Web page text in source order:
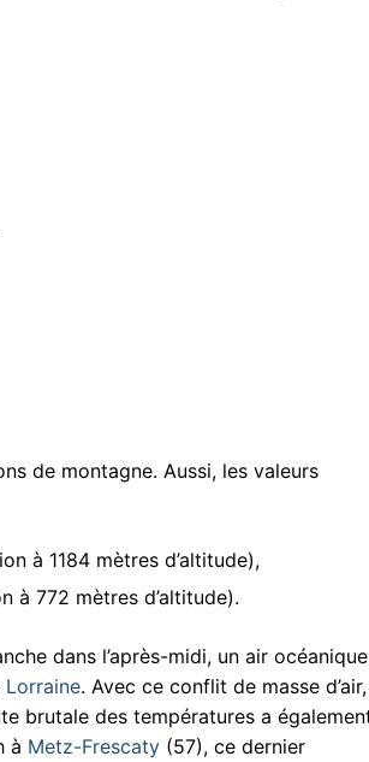
de montagne. Aussi, les valeurs
à 1184 mètres d’altitude),
à 772 mètres d’altitude).
dans l’après-midi, un air océanique
Lorraine. Avec ce conflit de masse
brutale des températures a
à Metz-Frescaty (57), ce dernier